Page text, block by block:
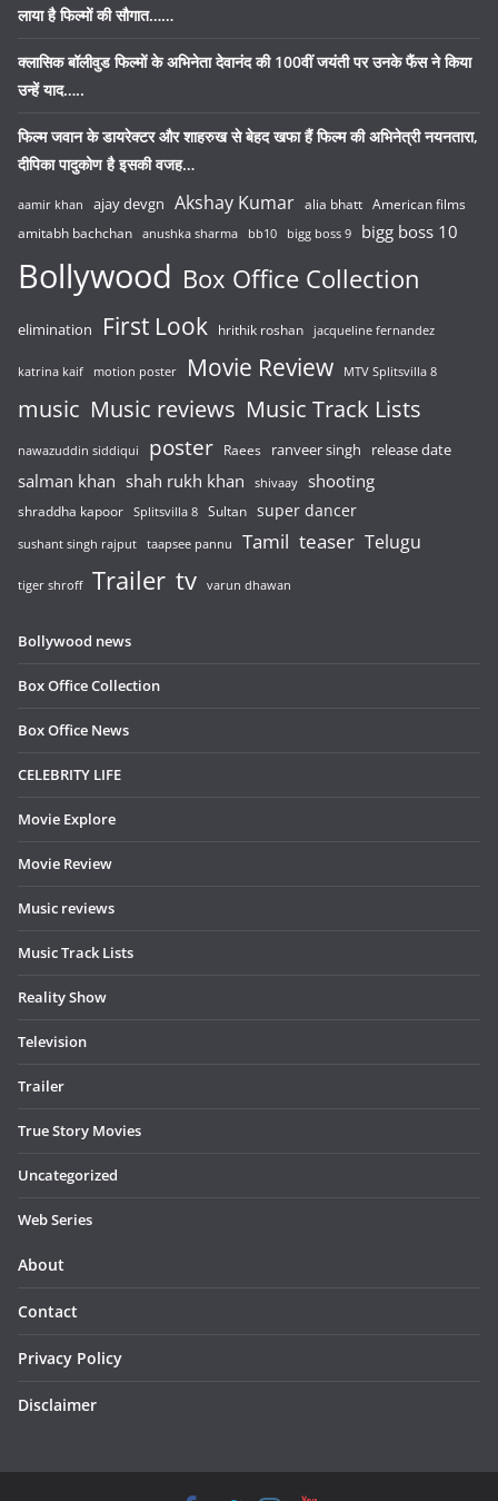
लाया है फिल्मों की सौगात……
क्लासिक बॉलीवुड फिल्मों के अभिनेता देवानंद की 100वीं जयंती पर उनके फैंस ने किया
उन्हें याद…..
फिल्म जवान के डायरेक्टर और शाहरुख से बेहद खफा हैं फिल्म की अभिनेत्री नयनतारा,
दीपिका पादुकोण है इसकी वजह…
aamir khan ajay devgn Akshay Kumar alia bhatt American films
amitabh bachchan anushka sharma bb10 bigg boss 9 bigg boss 10
Bollywood Box Office Collection
elimination First Look hrithik roshan jacqueline fernandez
katrina kaif motion poster Movie Review MTV Splitsvilla 8
music Music reviews Music Track Lists
nawazuddin siddiqui poster Raees ranveer singh release date
salman khan shah rukh khan shivaay shooting
shraddha kapoor Splitsvilla 8 Sultan super dancer
sushant singh rajput taapsee pannu Tamil teaser Telugu
tiger shroff Trailer tv varun dhawan
Bollywood news
Box Office Collection
Box Office News
CELEBRITY LIFE
Movie Explore
Movie Review
Music reviews
Music Track Lists
Reality Show
Television
Trailer
True Story Movies
Uncategorized
Web Series
About
Contact
Privacy Policy
Disclaimer